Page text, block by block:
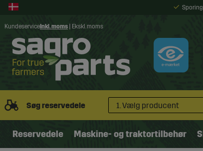
Kundeservice Inkl. moms Ekskl. moms
Søg reservedele 1. Vælg producent
Reservedele Maskine- og traktortilbehør